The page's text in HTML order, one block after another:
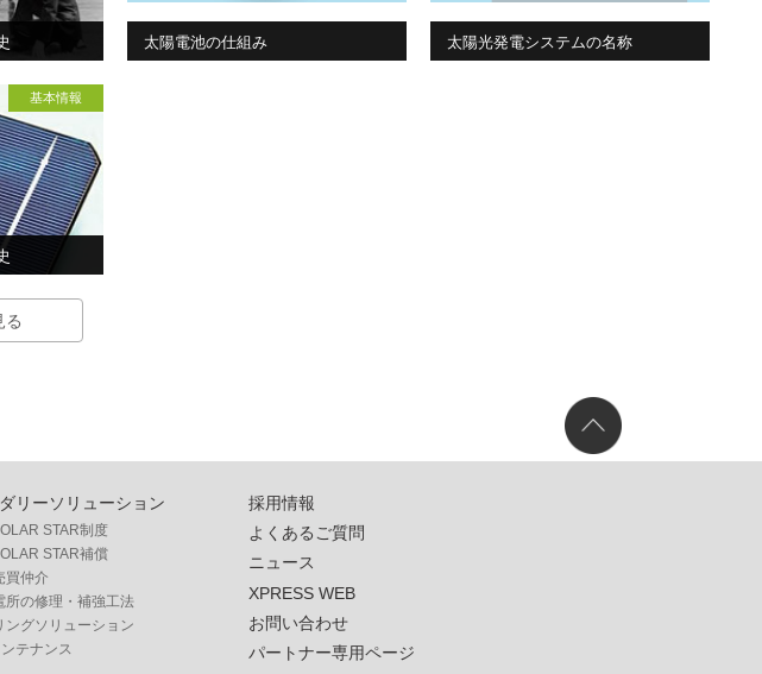
太陽電池の仕組み 太陽光発電システムの名称
基本情報
る
リーソリューション
STAR制度
STAR補償
買仲介
所の修理・補強工法
ングソリューション
テナンス
採用情報
よくあるご質問
ニュース
XPRESS WEB
お問い合わせ
パートナー専用ページ